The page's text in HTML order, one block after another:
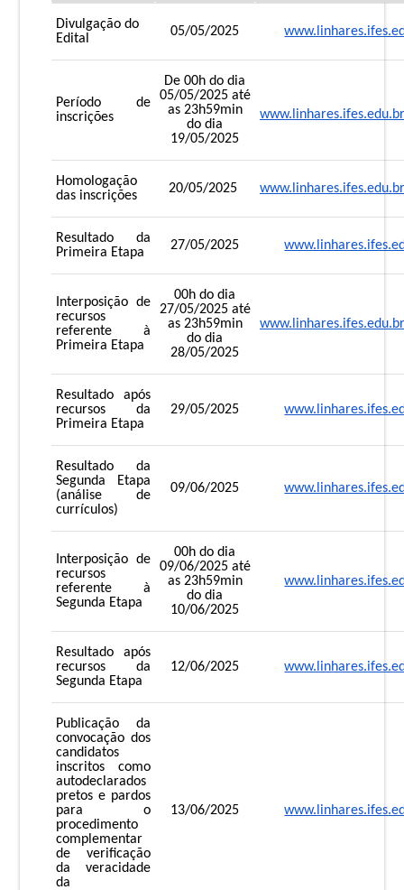
Divulgação do
Edital
05/05/2025
Período de
inscrições
De 00h do dia
05/05/2025até
as 23h59min
do dia
19/05/2025
Homologação
das inscrições
20/05/2025
Resultado da
Primeira Etapa
27/05/2025
Interposição de
recursos
referente à
Primeira Etapa
00h do dia
27/05/2025até
as 23h59min
do dia
28/05/2025
Resultado após
recursos da
Primeira Etapa
29/05/2025
Resultado da
Segunda Etapa
(análise de
currículos)
09/06/2025
Interposição de
recursos
referente à
Segunda Etapa
00h do dia
09/06/2025 até
as 23h59min
do dia
10/06/2025
Resultado após
recursos da
Segunda Etapa
12/06/2025
Publicação da
convocação dos
candidatos
inscritos como
autodeclarados
pretos e pardos
para o
procedimento
complementar
de verificação
da veracidade
da
13/06/2025